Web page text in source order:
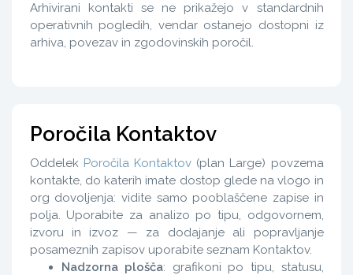
Arhivirani kontakti se ne prikažejo v standardnih
operativnih pogledih, vendar ostanejo dostopni iz
arhiva, povezav in zgodovinskih poročil.
Poročila Kontaktov
Oddelek Poročila Kontaktov(plan Large) povzema
kontakte, do katerih imate dostop glede na vlogo in
org dovoljenja: vidite samo pooblaščene zapise in
polja. Uporabite za analizo po tipu, odgovornem,
izvoru in izvoz — za dodajanje ali popravljanje
posameznih zapisov uporabite seznam Kontaktov.
Nadzorna plošča: grafikoni po tipu, statusu,